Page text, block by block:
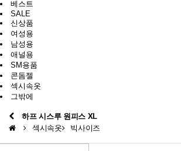
베스트
SALE
신상품
여성용
남성용
애널용
SM용품
콘돔젤
섹시속옷
그밖에
하프 시스루 원피스 XL
섹시속옷
빅사이즈